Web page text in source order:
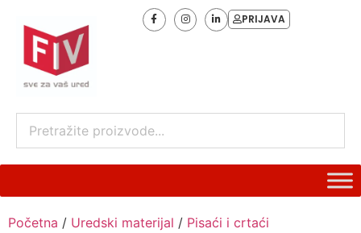
PRIJAVA
Početna / Uredski materijal / Pisaći i crtaći